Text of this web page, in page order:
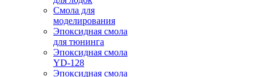
Смола для
моделирования
Эпоксидная смола
для тюнинга
Эпоксидная смола
YD-128
Эпоксидная смола